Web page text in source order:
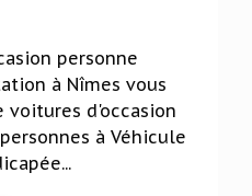
personne
à Nîmes vous
voitures d'occasion
à Véhicule